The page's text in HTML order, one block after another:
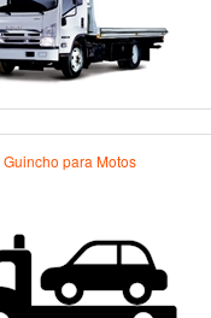
Guincho para Motos